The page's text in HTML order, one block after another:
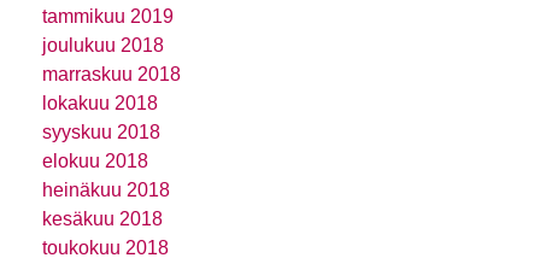
tammikuu 2019
joulukuu 2018
marraskuu 2018
lokakuu 2018
syyskuu 2018
elokuu 2018
heinäkuu 2018
kesäkuu 2018
toukokuu 2018